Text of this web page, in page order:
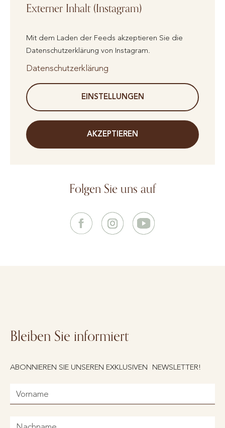
Externer Inhalt (Instagram)
Mit dem Laden der Feeds akzeptieren Sie die
Datenschutzerklärung von Instagram.
Datenschutzerklärung
EINSTELLUNGEN
AKZEPTIEREN
Folgen Sie uns auf
Bleiben Sie informiert
ABONNIEREN SIE UNSEREN EXKLUSIVEN NEWSLETTER!